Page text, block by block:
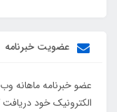
عضویت خبرنامه
عضو خبرنامه ماهانه
الکترونیک خود دریافت